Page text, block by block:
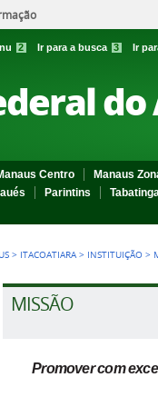
2 Ir para a busca 3 Ir
do
Centro Manaus
Parintins
> ITACOATIARA > INSTITUIÇÃO >
MISSÃO
Promover com